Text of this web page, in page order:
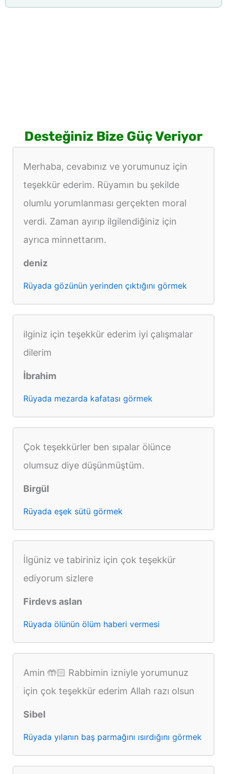
Desteğiniz Bize Güç Veriyor
Merhaba, cevabınız ve yorumunuz için
teşekkür ederim. Rüyamın bu şekilde
olumlu yorumlanması gerçekten moral
verdi. Zaman ayırıp ilgilendiğiniz için
ayrıca minnettarım.
deniz
Rüyada gözünün yerinden çıktığını görmek
ilginiz için teşekkür ederim iyi çalışmalar
dilerim
İbrahim
Rüyada mezarda kafatası görmek
Çok teşekkürler ben sıpalar ölünce
olumsuz diye düşünmüştüm.
Birgül
Rüyada eşek sütü görmek
İlgüniz ve tabiriniz için çok teşekkür
ediyorum sizlere
Firdevs aslan
Rüyada ölünün ölüm haberi vermesi
Amin 🤲🏻 Rabbimin izniyle yorumunuz
için çok teşekkür ederim Allah razı olsun
Sibel
Rüyada yılanın baş parmağını ısırdığını görmek